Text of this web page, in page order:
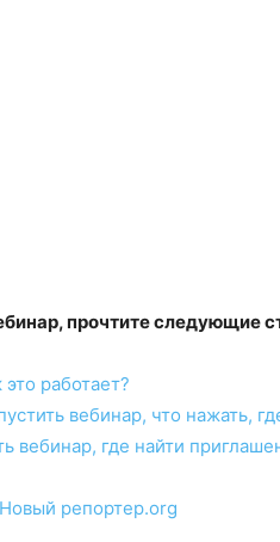
прочтите следующие
работает?
вебинар, что нажать,
вебинар, где найти
репортер.org